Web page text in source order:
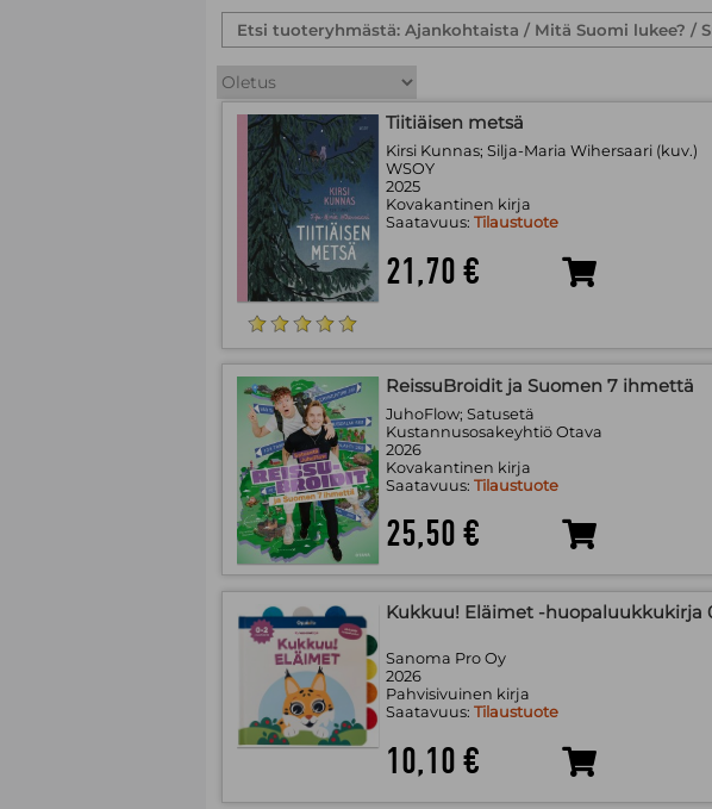
Tiitiäisen metsä
Kirsi Kunnas; Silja-Maria Wihersaari (kuv.)
WSOY
2025
Kovakantinen kirja
Saatavuus:Tilaustuote
21,70 €
ReissuBroidit ja Suomen 7 ihmettä
JuhoFlow; Satusetä
Kustannusosakeyhtiö Otava
2026
Kovakantinen kirja
Saatavuus:Tilaustuote
25,50 €
Kukkuu! Eläimet -huopaluukkukirja
Sanoma Pro Oy
2026
Pahvisivuinen kirja
Saatavuus:Tilaustuote
10,10 €